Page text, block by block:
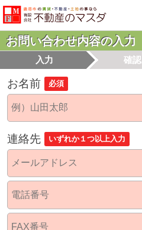
お問い合わせ内容の入力
入力 確認
お名前 必須
連絡先 いずれか１つ以上入力